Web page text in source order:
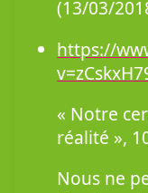
(13/03/
https://
« Notre
réalité »,
Nous ne